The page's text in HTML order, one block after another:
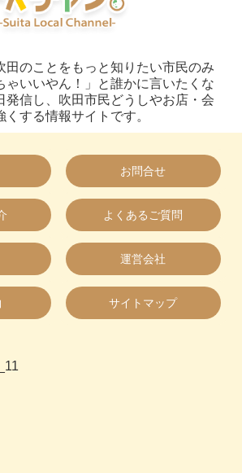
田のことをもっと知りたい市民のみ
ゃいいやん！」と誰かに言いたくな
発信し、吹田市民どうしやお店・会
する情報サイトです。
お問合せ
よくあるご質問
運営会社
サイトマップ